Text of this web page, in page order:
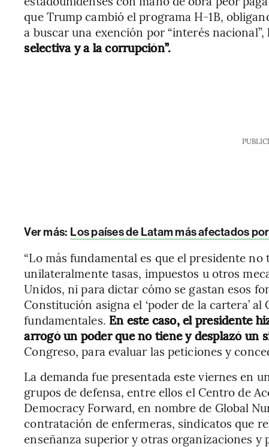
que Trump cambió el programa H-1B,
a buscar una exención por “interés nacional”,
selectiva y a la corrupción”.
Ver más: Los países de Latam más afectados
“Lo más fundamental es que el presidente
unilateralmente tasas, impuestos u otros
Unidos, ni para dictar cómo se gastan esos
Constitución asigna el ‘poder de la cartera’
fundamentales. En este caso, el presidente
arrogó un poder que no tiene y desplazó un
Congreso, para evaluar las peticiones y
La demanda fue presentada este viernes en
grupos de defensa, entre ellos el Centro de
Democracy Forward, en nombre de Global
contratación de enfermeras, sindicatos que
enseñanza superior y otras organizaciones y